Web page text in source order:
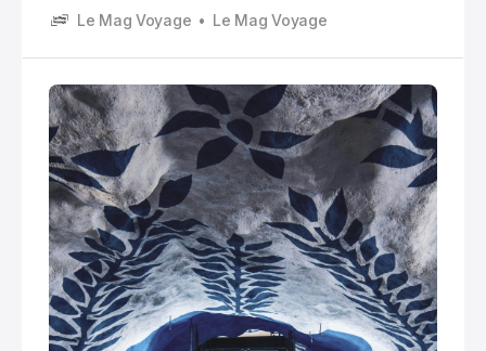
découvrirez plus qu’un simple réseau de transport :
une véritable expérience artistique immersive.
Le Mag Voyage Le Mag Voyage